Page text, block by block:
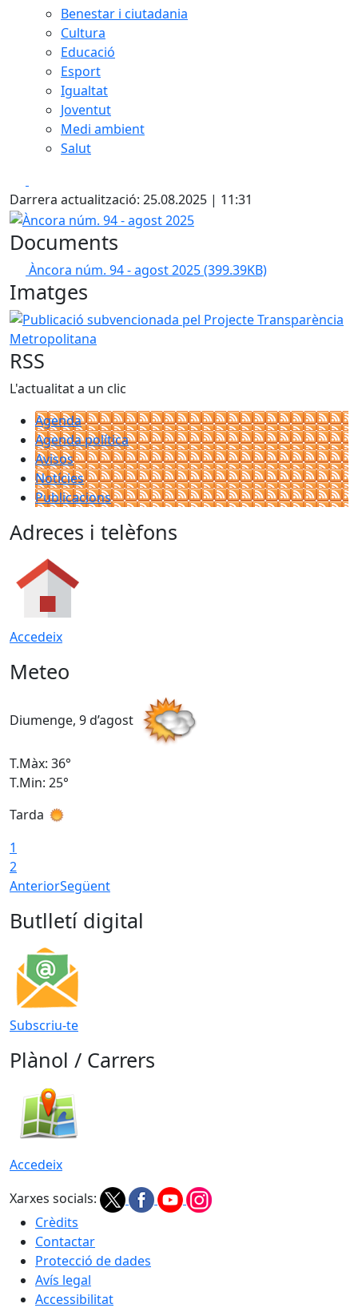
Benestar i ciutadania
Cultura
Educació
Esport
Igualtat
Joventut
Medi ambient
Salut
Darrera actualització: 25.08.2025 | 11:31
Àncora núm. 94 - agost 2025
Documents
Àncora núm. 94 - agost 2025(399.39KB)
Imatges
Publicació subvencionada pel Projecte Transparència
RSS
L'actualitat a un clic
Agenda
Agenda política
Avisos
Notícies
Publicacions
Adreces i telèfons
Accedeix
Meteo
Diumenge, 9 d’agost
T.Màx: 36°
T.Min: 25°
Tarda
1
2
AnteriorSegüent
Butlletí digital
Subscriu-te
Plànol / Carrers
Accedeix
Xarxes socials:
Crèdits
Contactar
Protecció de dades
Avís legal
Accessibilitat